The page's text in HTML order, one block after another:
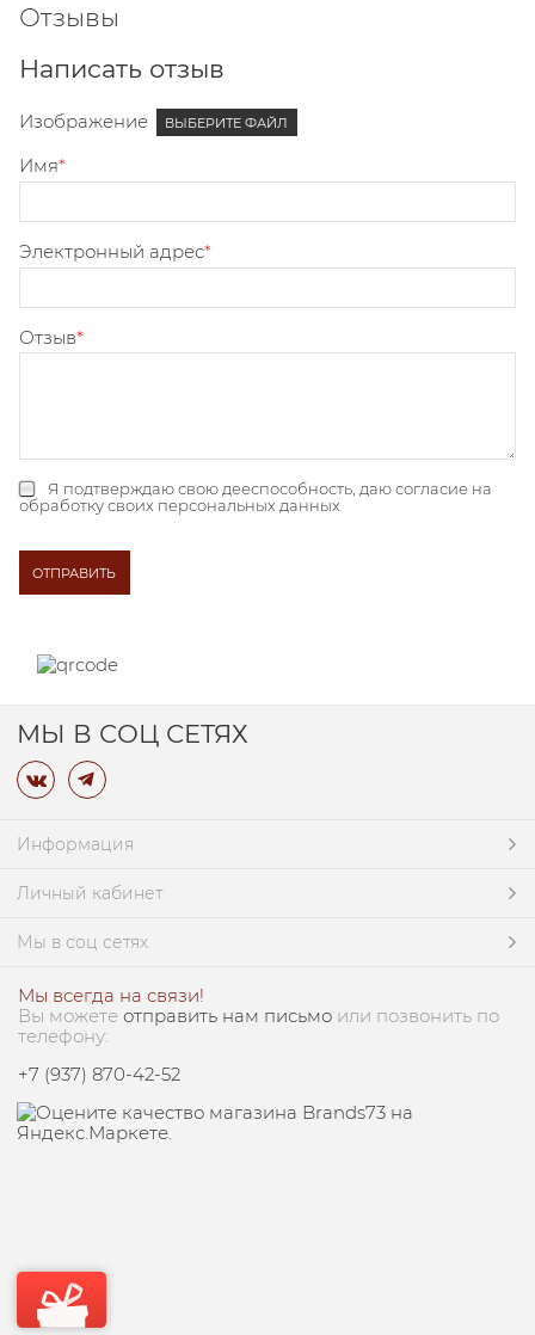
Отзывы
Написать отзыв
Изображение ВЫБЕРИТЕ ФАЙЛ
Имя
Электронный адрес
Отзыв
Я подтверждаю свою дееспособность, даюсогласие на
обработку своих персональных данных
МЫ В СОЦ СЕТЯХ
Информация
Личный кабинет
Мы в соц сетях
Мы всегда на связи!
Вы можете отправить нам письмо или позвонить по
телефону:
+7 (937) 870-42-52